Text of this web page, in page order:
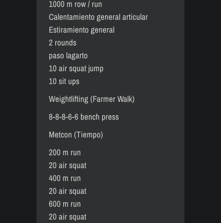
1000 m row / run
Calentamiento general articular
Estiramiento general
2 rounds
paso lagarto
10 air squat jump
10 sit ups
Weightlifting (Farmer Walk)
8-8-8-6-6 bench press
Metcon (Tiempo)
200 m run
20 air squat
400 m run
20 air squat
600 m run
20 air squat